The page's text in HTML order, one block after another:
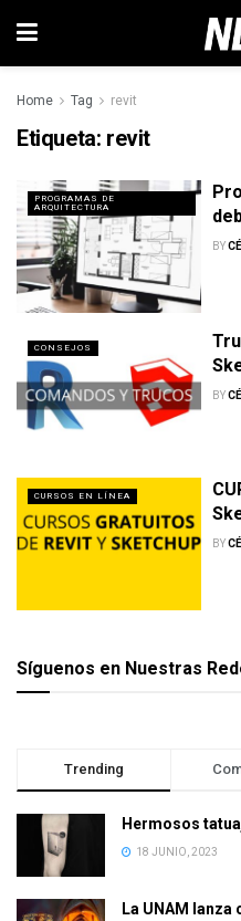
Home Tag revit
Etiqueta: revit
PROGRAMAS DE
ARQUITECTURA
BY
CONSEJOS
BY
CURSOS EN LÍNEA
BY
Síguenos en Nuestras
Trending
Hermosos
18 JUNIO, 2023
La UNAM lanza